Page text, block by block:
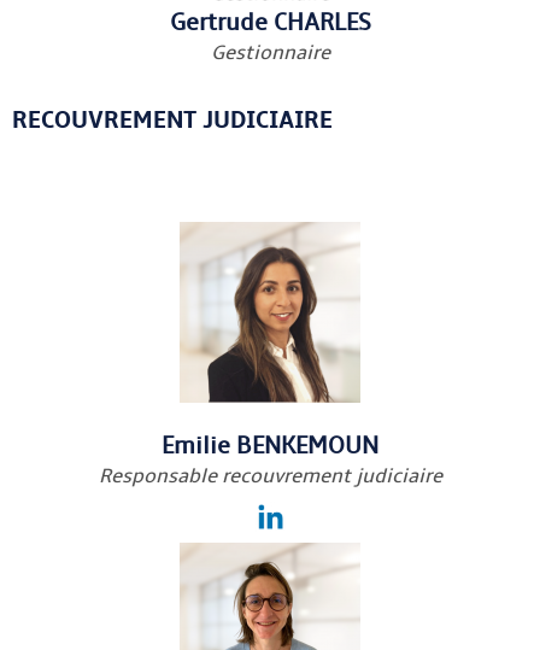
Gertrude CHARLES
Gestionnaire
RECOUVREMENT JUDICIAIRE
Emilie BENKEMOUN
Responsable recouvrement judiciaire